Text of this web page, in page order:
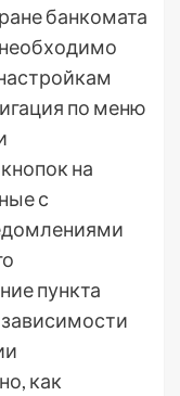
банкомата
по меню
на
с
пункта
как